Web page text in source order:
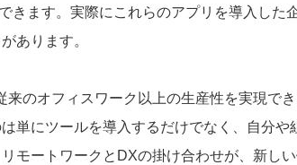
きます。実際にこれらのアプリを導入した
あります。
のオフィスワーク以上の生産性を実現でき
単にツールを導入するだけでなく、自分や
モートワークとDXの掛け合わせが、新し